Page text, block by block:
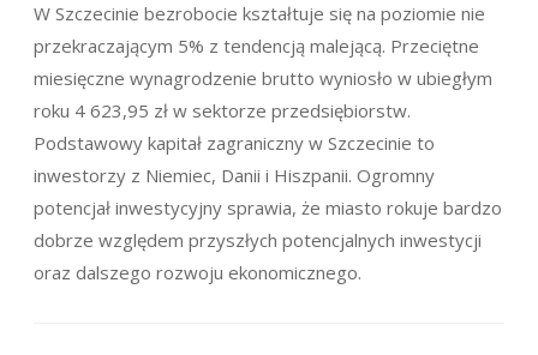
W Szczecinie bezrobocie kształtuje się na poziomie nie
przekraczającym 5% z tendencją malejącą. Przeciętne
miesięczne wynagrodzenie brutto wyniosło w ubiegłym
roku 4 623,95 zł w sektorze przedsiębiorstw.
Podstawowy kapitał zagraniczny w Szczecinie to
inwestorzy z Niemiec, Danii i Hiszpanii. Ogromny
potencjał inwestycyjny sprawia, że miasto rokuje bardzo
dobrze względem przyszłych potencjalnych inwestycji
oraz dalszego rozwoju ekonomicznego.